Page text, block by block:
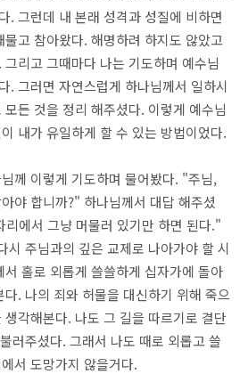
. 그런데 내 본래 성격과 성질에 비하면
고 참아왔다. 해명하려 하지도 않았고
리고 그때마다 나는 기도하며 예수님
. 그러면 자연스럽게 하나님께서 일하시
든 것을 정리 해주셨다. 이렇게 예수님
내가 유일하게 할 수 있는 방법이었다.
께 이렇게 기도하며 물어봤다. "주님,
야 합니까?" 하나님께서 대답 해주셨
에서 그냥 머물러 있기만 하면 된다."
시 주님과의 깊은 교제로 나아가야 할 시
홀로 외롭게 쓸쓸하게 십자가에 돌아
. 나의 죄와 허물을 대신하기 위해 죽으
각해본다. 나도 그 길을 따르기로 결단
러주셨다. 그래서 나도 때로 외롭고 쓸
서 도망가지 않을거다.